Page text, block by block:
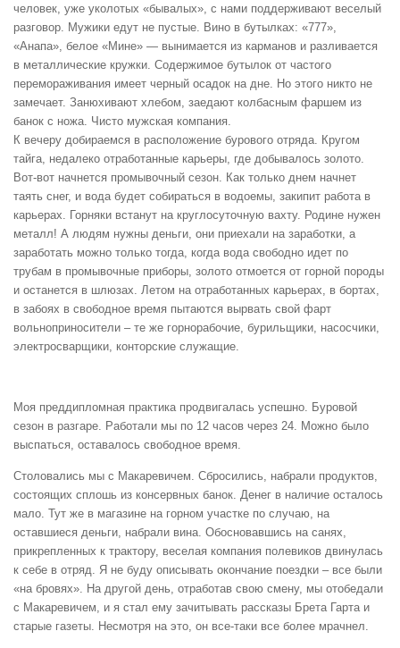
человек, уже уколотых «бывалых», с нами поддерживают веселый
разговор. Мужики едут не пустые. Вино в бутылках: «777»,
«Анапа», белое «Мине» — вынимается из карманов и разливается
в металлические кружки. Содержимое бутылок от частого
перемораживания имеет черный осадок на дне. Но этого никто не
замечает. Занюхивают хлебом, заедают колбасным фаршем из
банок с ножа. Чисто мужская компания.
К вечеру добираемся в расположение бурового отряда. Кругом
тайга, недалеко отработанные карьеры, где добывалось золото.
Вот-вот начнется промывочный сезон. Как только днем начнет
таять снег, и вода будет собираться в водоемы, закипит работа в
карьерах. Горняки встанут на круглосуточную вахту. Родине нужен
металл! А людям нужны деньги, они приехали на заработки, а
заработать можно только тогда, когда вода свободно идет по
трубам в промывочные приборы, золото отмоется от горной породы
и останется в шлюзах. Летом на отработанных карьерах, в бортах,
в забоях в свободное время пытаются вырвать свой фарт
вольноприносители – те же горнорабочие, бурильщики, насосчики,
электросварщики, конторские служащие.
Моя преддипломная практика продвигалась успешно. Буровой
сезон в разгаре. Работали мы по 12 часов через 24. Можно было
выспаться, оставалось свободное время.
Столовались мы с Макаревичем. Сбросились, набрали продуктов,
состоящих сплошь из консервных банок. Денег в наличие осталось
мало. Тут же в магазине на горном участке по случаю, на
оставшиеся деньги, набрали вина. Обосновавшись на санях,
прикрепленных к трактору, веселая компания полевиков двинулась
к себе в отряд. Я не буду описывать окончание поездки – все были
«на бровях». На другой день, отработав свою смену, мы отобедали
с Макаревичем, и я стал ему зачитывать рассказы Брета Гарта и
старые газеты. Несмотря на это, он все-таки все более мрачнел.